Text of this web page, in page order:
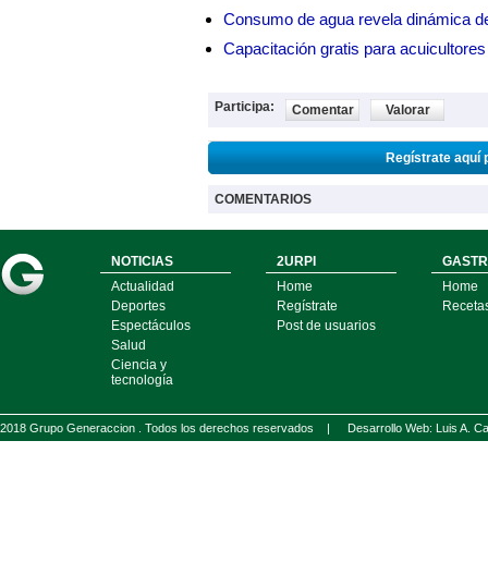
Consumo de agua revela dinámica
Capacitación gratis para
Participa: Comentar Valorar
Regístrate aquí
COMENTARIOS
NOTICIAS
Actualidad
Deportes
Espectáculos
Salud
Ciencia y
tecnología
2URPI
Home
Regístrate
Post de usuarios
Home
2018 Grupo Generaccion . Todos los derechos reservados | Desarrollo Web: Luis